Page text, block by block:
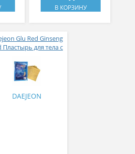
В КОРЗИНУ
Glu Red Ginseng
Пластырь для тела с
женьшенем
DAEJEON